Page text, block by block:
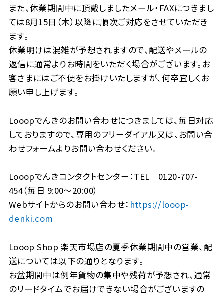
また、休業期間中に頂戴しましたメール・FAXにつきまし
ては8月15日（木）以降に順次ご対応をさせていただき
ます。
休業明けは混雑が予想されますので、配送やメールの
返信に通常よりお時間をいただく場合がございます。お
客さまにはご不便をお掛けいたしますが、何卒宜しくお
願い申し上げます。
Looopでんきのお問い合わせにつきましては、毎日対応
しておりますので、専用のフリーダイアル又は、お問い合
わせフォームよりお問い合わせください。
Looopでんきコンタクトセンター：TEL 0120-707-
454（毎日 9:00～20:00）
Webサイトからのお問い合わせ： https://looop-
denki.com
Looop Shop 楽天市場店の夏季休業期間中の営業、配
送については以下の通りとなります。
お盆期間中は例年貨物の集中や残荷が予想され、通常
のリードタイムでお届けできない場合がございますの